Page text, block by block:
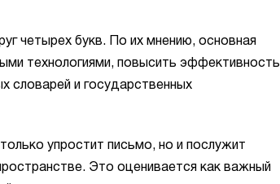
четырех букв. По их мнению, основная
технологиями, повысить эффективность
словарей и государственных
упростит письмо, но и послужит
Это оценивается как важный